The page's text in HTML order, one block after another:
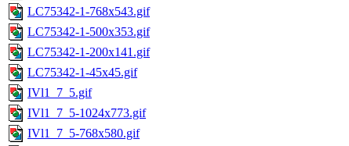
LC75342-1-768x543.gif
LC75342-1-500x353.gif
LC75342-1-200x141.gif
LC75342-1-45x45.gif
IVl1_7_5.gif
IVl1_7_5-1024x773.gif
IVl1_7_5-768x580.gif